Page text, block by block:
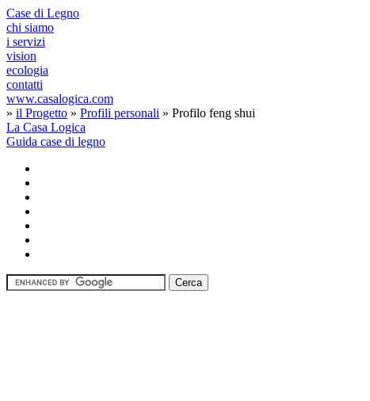
Case di Legno
chi siamo
i servizi
vision
ecologia
contatti
www.casalogica.com
» il Progetto » Profili personali » Profilo feng shui
La Casa Logica
Guida case di legno